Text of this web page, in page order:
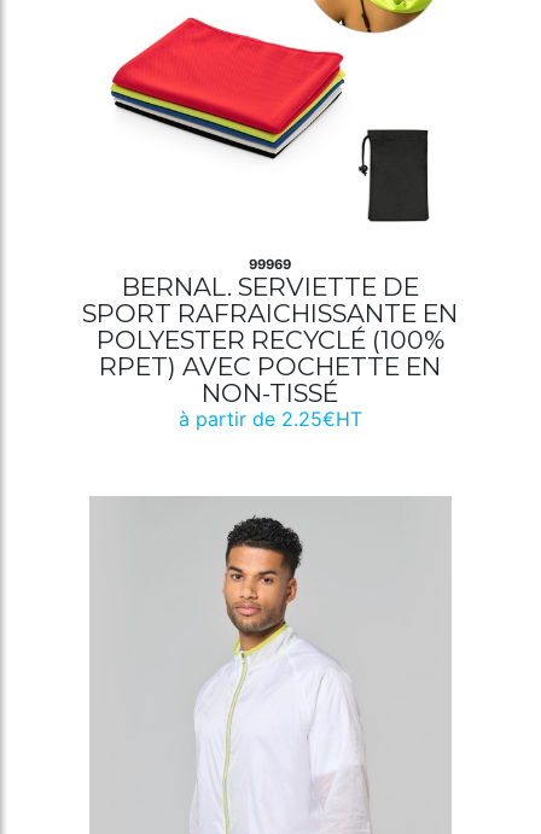
99969
BERNAL. SERVIETTE DE
SPORT RAFRAICHISSANTE EN
POLYESTER RECYCLÉ (100%
RPET) AVEC POCHETTE EN
NON-TISSÉ
à partir de 2.25€HT